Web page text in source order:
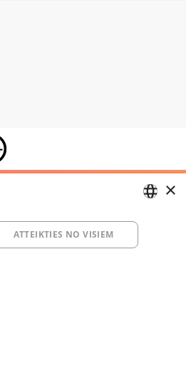
LATVIAN
×
ATTEIKTIES NO VISIEM